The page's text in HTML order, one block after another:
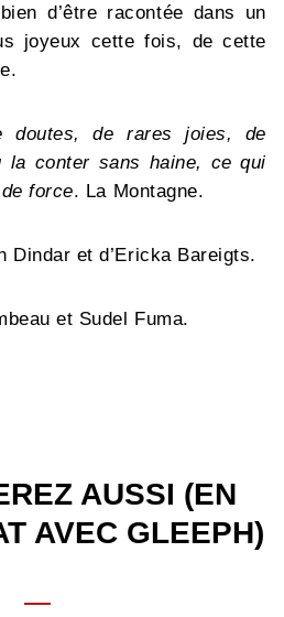
d’être racontée dans un
joyeux cette fois, de cette
doutes, de rares joies, de
la conter sans haine, ce qui
force. La Montagne.
Dindar et d’Ericka Bareigts.
et Sudel Fuma.
AUSSI (EN
AVEC GLEEPH)